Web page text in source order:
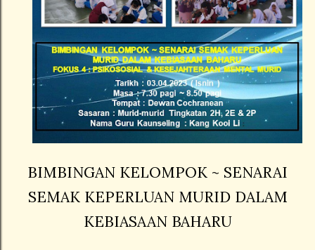
BIMBINGAN KELOMPOK ~ SENARAI
SEMAK KEPERLUAN MURID DALAM
KEBIASAAN BAHARU